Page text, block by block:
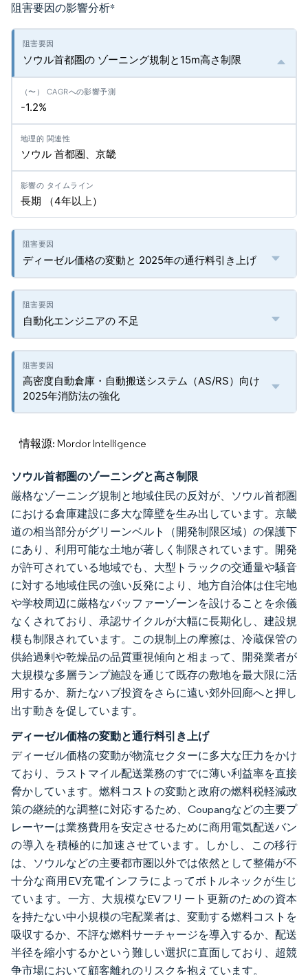
阻害要因の影響分析*
ソウル首都圏の ゾーニング規制と15m高さ制限
-1.2%
ソウル 首都圏、京畿
長期 （4年以上）
ディーゼル価格の変動と 2025年の通行料引き上げ
自動化エンジニアの 不足
高密度自動倉庫・自動搬送システム（AS/RS）向け
2025年消防法の強化
情報源: Mordor Intelligence
ソウル首都圏のゾーニングと高さ制限
厳格なゾーニング規制と地域住民の反対が、ソウル首都圏
における倉庫建設に多大な障壁を生み出しています。京畿
道の相当部分がグリーンベルト（開発制限区域）の保護下
にあり、利用可能な土地が著しく制限されています。開発
が許可されている地域でも、大型トラックの交通量や騒音
に対する地域住民の強い反発により、地方自治体は住宅地
や学校周辺に厳格なバッファーゾーンを設けることを余儀
なくされており、承認サイクルが大幅に長期化し、建設規
模も制限されています。この規制上の摩擦は、冷蔵保管の
供給過剰や乾燥品の品質重視傾向と相まって、開発業者が
大規模な多層ランプ施設を通じて既存の敷地を最大限に活
用するか、新たなハブ投資をさらに遠い郊外回廊へと押し
出す動きを促しています。
ディーゼル価格の変動と通行料引き上げ
ディーゼル価格の変動が物流セクターに多大な圧力をかけ
ており、ラストマイル配送業務のすでに薄い利益率を直接
脅かしています。燃料コストの変動と政府の燃料税軽減政
策の継続的な調整に対応するため、Coupangなどの主要プ
レーヤーは業務費用を安定させるために商用電気配送バン
の導入を積極的に加速させています。しかし、この移行
は、ソウルなどの主要都市圏以外では依然として整備が不
十分な商用EV充電インフラによってボトルネックが生じ
ています。一方、大規模なEVフリート更新のための資本
を持たない中小規模の宅配業者は、変動する燃料コストを
吸収するか、不評な燃料サーチャージを導入するか、配送
半径を縮小するかという難しい選択に直面しており、超競
争市場において顧客離れのリスクを抱えています。